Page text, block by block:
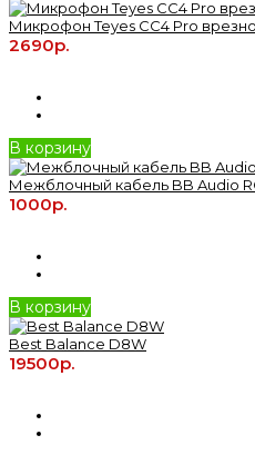
Микрофон Teyes CC4 Pro
2690р.
В корзину
Межблочный кабель BB Audio
1000р.
В корзину
Best Balance D8W
19500р.